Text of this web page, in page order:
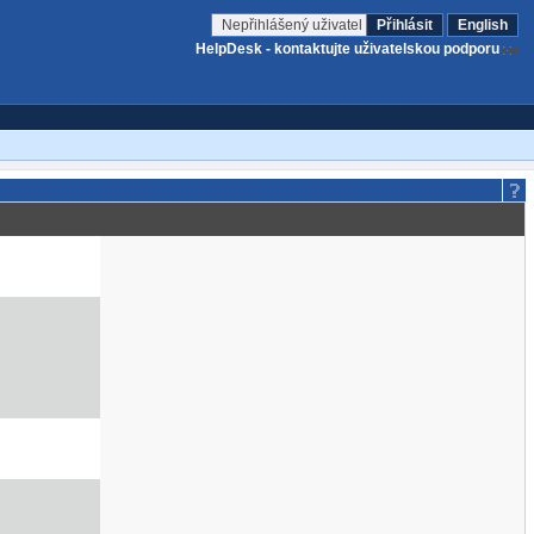
Nepřihlášený uživatel Přihlásit
English
HelpDesk - kontaktujte uživatelskou podporu